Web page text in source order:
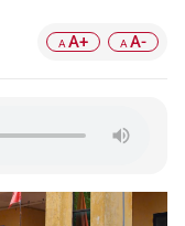
A A+ A A-